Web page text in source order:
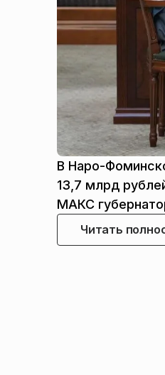
В Наро-
13,7 млрд
МАКС
Читать